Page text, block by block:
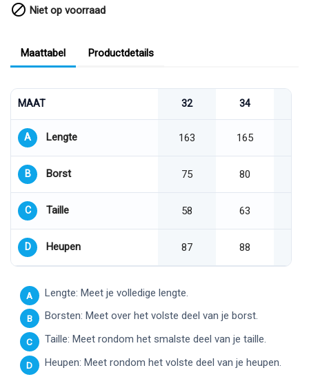
 Niet op voorraad
Maattabel Productdetails
MAAT 32 34
A Lengte 163 165
B Borst 75 80
C Taille 58 63
D Heupen 87 88
A Lengte: Meet je volledige lengte.
B Borsten: Meet over het volste deel van je borst.
C Taille: Meet rondom het smalste deel van je taille.
D Heupen: Meet rondom het volste deel van je heupen.